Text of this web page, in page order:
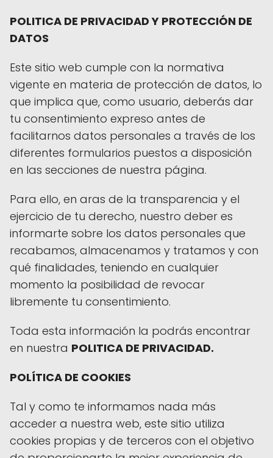
POLITICA DE PRIVACIDAD Y PROTECCIÓN DE
DATOS
Este sitio web cumple con la normativa
vigente en materia de protección de datos, lo
que implica que, como usuario, deberás dar
tu consentimiento expreso antes de
facilitarnos datos personales a través de los
diferentes formularios puestos a disposición
en las secciones de nuestra página.
Para ello, en aras de la transparencia y el
ejercicio de tu derecho, nuestro deber es
informarte sobre los datos personales que
recabamos, almacenamos y tratamos y con
qué finalidades, teniendo en cualquier
momento la posibilidad de revocar
libremente tu consentimiento.
Toda esta información la podrás encontrar
en nuestra POLITICA DE PRIVACIDAD.
POLÍTICA DE COOKIES
Tal y como te informamos nada más
acceder a nuestra web, este sitio utiliza
cookies propias y de terceros con el objetivo